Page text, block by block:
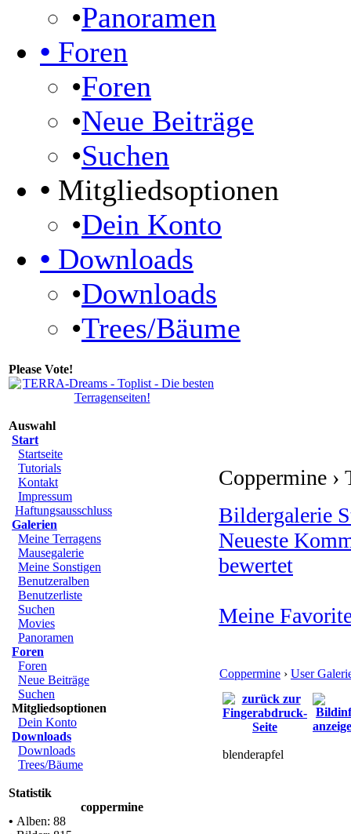
•Panoramen
• Foren
•Foren
•Neue Beiträge
•Suchen
• Mitgliedsoptionen
•Dein Konto
• Downloads
•Downloads
•Trees/Bäume
Please Vote!
Auswahl
Start
Startseite
Tutorials
Kontakt
Impressum
Haftungsausschluss
Galerien
Meine Terragens
Mausegalerie
Meine Sonstigen
Benutzeralben
Benutzerliste
Suchen
Movies
Panoramen
Foren
Foren
Neue Beiträge
Suchen
Mitgliedsoptionen
Dein Konto
Downloads
Downloads
Trees/Bäume
Statistik
coppermine
• Alben: 88
Coppermine ›
Bildergalerie
Neueste
bewertet
Meine
Coppermine › User
blenderapfel